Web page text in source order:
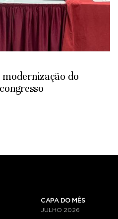
do
CAPA DO MÊS
JULHO 2026